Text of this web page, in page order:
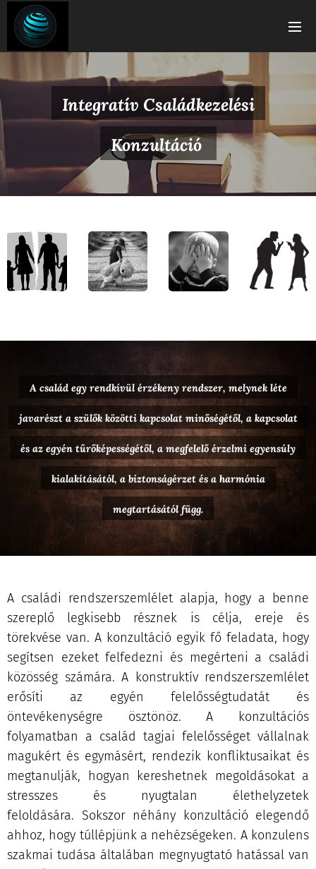
Integratív Családkezelési
Konzultáció
A család egy rendkívül érzékeny rendszer, melynek léte
javarészt a szülők közötti kapcsolat minőségétől, a kapcsolat
és az egyén tűrőképességétől, a megfelelő érzelmi egyensúly
kialakításától, a biztonságérzet és a harmónia
megtartásától függ.
A családi rendszerszemlélet alapja, hogy a benne
szereplő legkisebb résznek is célja, ereje és
törekvése van. A konzultáció egyik fő feladata, hogy
segítsen ezeket felfedezni és megérteni a családi
közösség számára. A konstruktív rendszerszemlélet
erősíti az egyén felelősségtudatát és
öntevékenységre ösztönöz. A konzultációs
folyamatban a család tagjai felelősséget vállalnak
magukért és egymásért, rendezik konfliktusaikat és
megtanulják, hogyan kereshetnek megoldásokat a
stresszes és nyugtalan élethelyzetek
feloldására. Sokszor néhány konzultáció elegendő
ahhoz, hogy túllépjünk a nehézségeken. A konzulens
szakmai tudása általában megnyugtató hatással van